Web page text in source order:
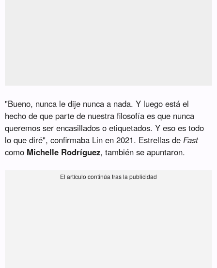
"Bueno, nunca le dije nunca a nada. Y luego está el
hecho de que parte de nuestra filosofía es que nunca
queremos ser encasillados o etiquetados. Y eso es todo
lo que diré", confirmaba Lin en 2021. Estrellas deFast
como Michelle Rodríguez, también se apuntaron.